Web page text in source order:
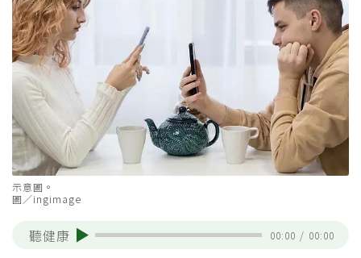
示意圖。
圖／ingimage
聽健康 00:00 / 00:00